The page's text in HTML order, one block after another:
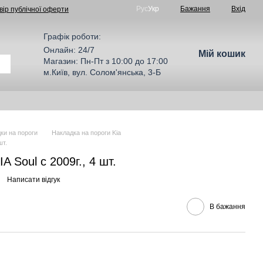
публічної оферти РусУкр Бажання Вхід
Графік роботи:
Онлайн: 24/7
Магазин: Пн-Пт з 10:00 до 17:00
м.Київ, вул. Солом'янська, 3-Б
Мій кошик
на пороги
Накладка на пороги Kia
Soul c 2009г., 4 шт.
Написати відгук
В бажання